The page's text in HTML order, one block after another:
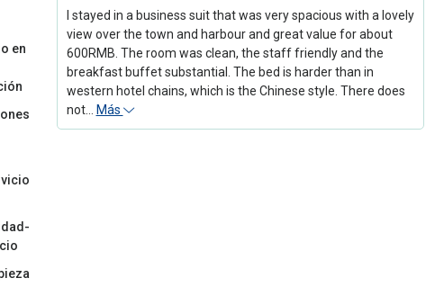
en
I stayed in a business suit that was very spacious with a lovely
view over the town and harbour and great value for about
600RMB. The room was clean, the staff friendly and the
breakfast buffet substantial. The bed is harder than in
western hotel chains, which is the Chinese style. There does
not…
Más